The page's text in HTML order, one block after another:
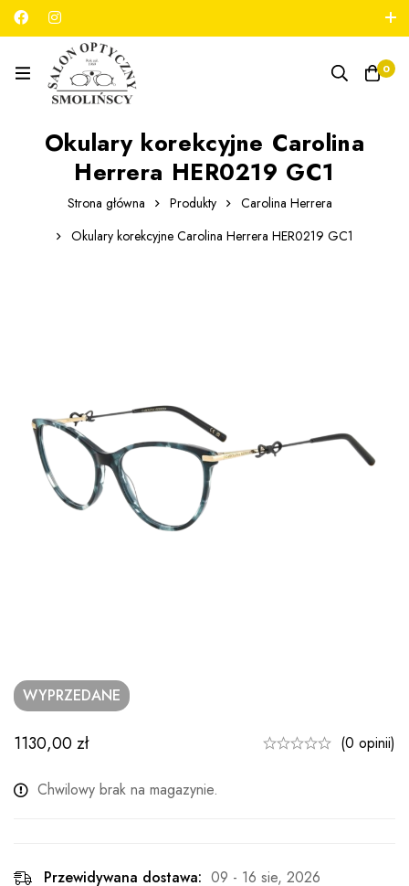
789 180 706
0
Okulary korekcyjne Carolina
Herrera HER0219 GC1
Strona główna Produkty
Carolina Herrera
Okulary korekcyjne Carolina Herrera HER0219 GC1
WYPRZEDANE
1130,00zł (0 opinii)
Chwilowy brak na magazynie.
Przewidywana dostawa: 09 - 16 sie, 2026